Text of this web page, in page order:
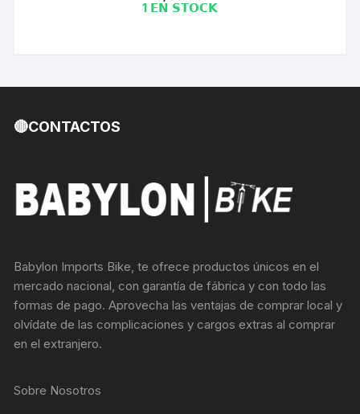
1 𝗘𝗡 𝗦𝗧𝗢𝗖𝗞
🔴CONTACTOS
Babylon Imports Bike, te ofrece productos únicos en el
mercado nacional, con garantía de fábrica y con todo las
formas de pago. Aprovecha las ventajas de comprar local y
olvídate de las complicaciones y cargos extras al comprar
en el extranjero.
Sobre Nosotros